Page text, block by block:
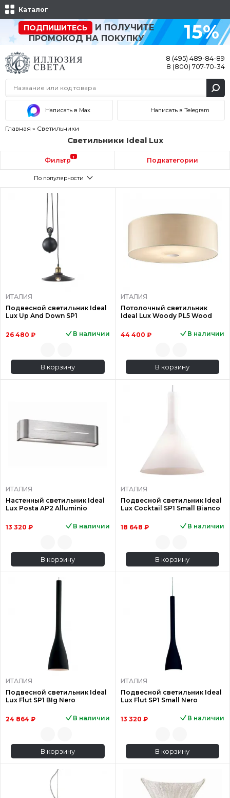
Каталог
ПОДПИШИТЕСЬ
И ПОЛУЧИТЕ
ПРОМОКОД НА ПОКУПКУ
15%
8 (495) 489-84-89
8 (800) 707-70-34
Написать в Max Написать в Telegram
Главная » Светильники
Светильники Ideal Lux
Фильтр 1 Подкатегории
По популярности
ИТАЛИЯ
Подвесной светильник Ideal
Lux Up And Down SP1
26 480 ₽ В наличии
В корзину
ИТАЛИЯ
Потолочный светильник
Ideal Lux Woody PL5 Wood
44 400 ₽ В наличии
В корзину
ИТАЛИЯ
Настенный светильник Ideal
Lux Posta AP2 Alluminio
13 320 ₽ В наличии
В корзину
ИТАЛИЯ
Подвесной светильник Ideal
Lux Cocktail SP1 Small Bianco
18 648 ₽ В наличии
В корзину
ИТАЛИЯ
Подвесной светильник Ideal
Lux Flut SP1 BIg Nero
24 864 ₽ В наличии
В корзину
ИТАЛИЯ
Подвесной светильник Ideal
Lux Flut SP1 Small Nero
13 320 ₽ В наличии
В корзину